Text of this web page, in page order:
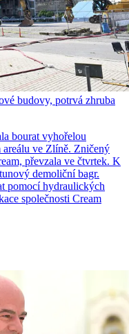
budovy, potrvá zhruba
bourat vyhořelou
ve Zlíně. Zničený
převzala ve čtvrtek. K
demoliční bagr.
pomocí hydraulických
společnosti Cream